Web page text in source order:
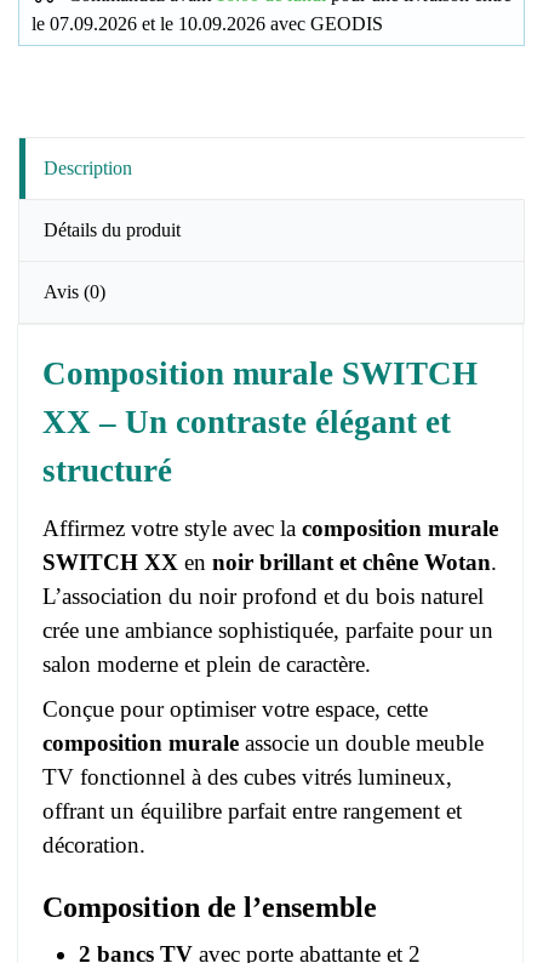
le 07.09.2026 et le 10.09.2026 avec GEODIS
Description
Détails du produit
Avis (0)
Composition murale SWITCH
XX – Un contraste élégant et
structuré
Affirmez votre style avec la composition murale
SWITCH XX en noir brillant et chêne Wotan.
L’association du noir profond et du bois naturel
crée une ambiance sophistiquée, parfaite pour un
salon moderne et plein de caractère.
Conçue pour optimiser votre espace, cette
composition murale associe un double meuble
TV fonctionnel à des cubes vitrés lumineux,
offrant un équilibre parfait entre rangement et
décoration.
Composition de l’ensemble
2 bancs TV avec porte abattante et 2